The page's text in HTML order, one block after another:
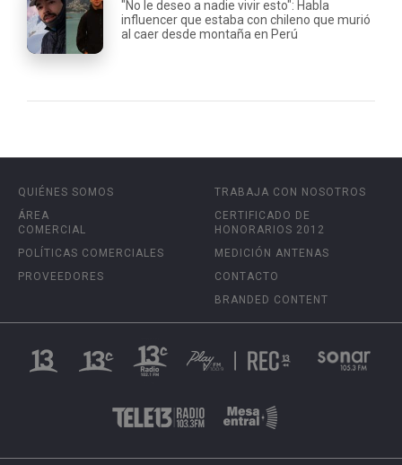
"No le deseo a nadie vivir esto": Habla
influencer que estaba con chileno que murió
al caer desde montaña en Perú
QUIÉNES SOMOS
ÁREA
COMERCIAL
POLÍTICAS COMERCIALES
PROVEEDORES
TRABAJA CON NOSOTROS
CERTIFICADO DE
HONORARIOS 2012
MEDICIÓN ANTENAS
CONTACTO
BRANDED CONTENT